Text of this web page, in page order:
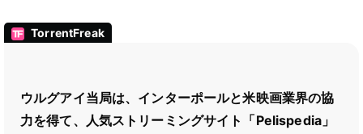
TorrentFreak
ウルグアイ当局は、インターポールと米映画業界の協
力を得て、人気ストリーミングサイト「Pelispedia」